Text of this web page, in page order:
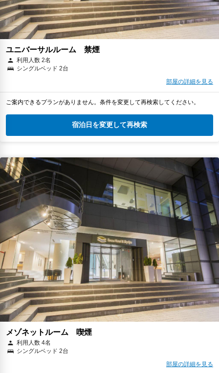
ユニバーサルルーム 禁煙
利用人数 2名
シングルベッド 2台
部屋の詳細を見る
ご案内できるプランがありません。条件を変更して再検索してください。
宿泊日を変更して再検索
メゾネットルーム 喫煙
利用人数 4名
シングルベッド 2台
部屋の詳細を見る